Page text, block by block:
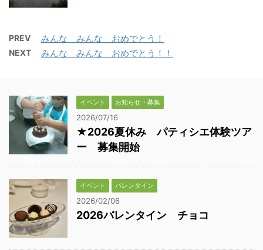
PREV みんな みんな おめでとう！
NEXT みんな みんな おめでとう！！
イベント お知らせ・募集
2026/07/16
★2026夏休み パティシエ体験ツア
ー 募集開始
イベント バレンタイン
2026/02/06
2026バレンタイン チョコ